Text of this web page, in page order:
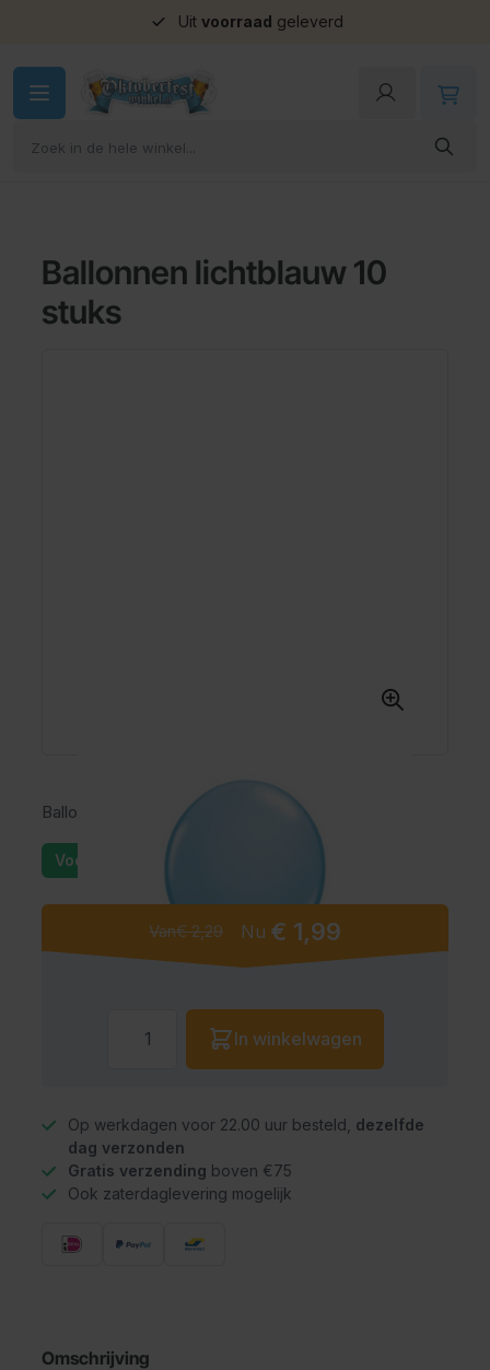
Uit voorraad geleverd
Ballonnen lichtblauw 10
stuks
Ballonnen lichtblauw 10 stuks
Voorraad: 25+
Van€ 2,29 Nu € 1,99
In winkelwagen
Op werkdagen voor 22.00 uur besteld, dezelfde
dag verzonden
Gratis verzending boven €75
Ook zaterdaglevering mogelijk
Omschrijving